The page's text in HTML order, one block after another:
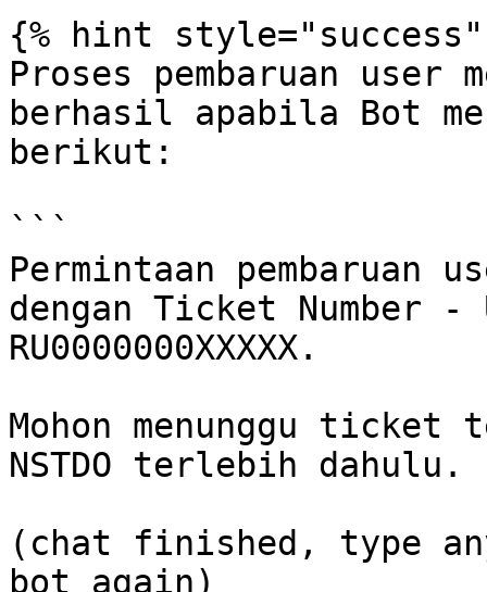
{% hint style="success"
Proses pembaruan user
berhasil apabila Bot
berikut:
```
Permintaan pembaruan
dengan Ticket Number -
RU0000000XXXXX.
Mohon menunggu
NSTDO terlebih dahulu.
(chat finished, type
bot again)